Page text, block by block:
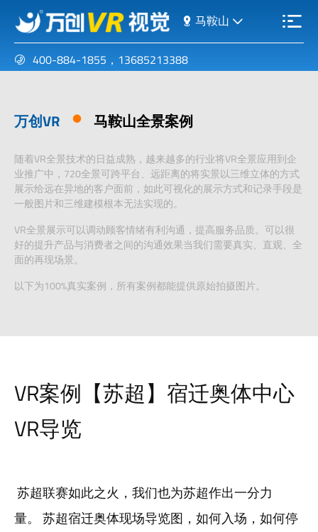
马鞍山
400-884-1855 ， 13685213388
万创VR 马鞍山全景案例
随着VR全景技术的日益成熟，越来越多的行业将VR全景应用到企
业推广中，720全景可跨平台、远距离的将实景以三维立体的方式
展示给远在异地的客户面前，如此可视化的展示方式和记录手段是
一般图片和三维建模根本无法实现的。
VR全景展示可以调动顾客情绪有利沟通，提高服务品质。可以很
好的提升产品与消费者之间的沟通效果当我们需要真实、直观、全
面的再现场景。
以下为100%真实案例，所有案例都能提供原始拍摄图片。
VR案例【苏超】宿迁奥体中心
VR导览
苏超联赛如此之火，我们也为苏超作出一分力
量。 苏超宿迁奥体现场导览图，如何入场，如何停